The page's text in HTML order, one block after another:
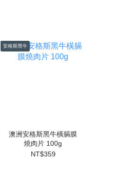
安格斯黑牛
澳洲安格斯黑牛橫膈膜
燒肉片 100g
NT$359